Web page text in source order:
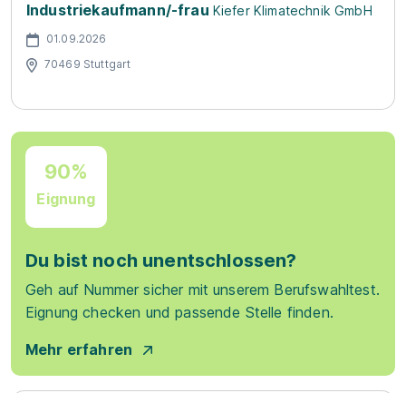
Industriekaufmann/-frau Kiefer Klimatechnik GmbH
01.09.2026
70469 Stuttgart
90%
Eignung
Du bist noch unentschlossen?
Geh auf Nummer sicher mit unserem Berufswahltest.
Eignung checken und passende Stelle finden.
Mehr erfahren